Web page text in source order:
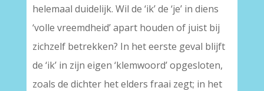
helemaal duidelijk. Wil de ‘ik’ de ‘je’ in diens
‘volle vreemdheid’ apart houden of juist bij
zichzelf betrekken? In het eerste geval blijft
de ‘ik’ in zijn eigen ‘klemwoord’ opgesloten,
zoals de dichter het elders fraai zegt; in het